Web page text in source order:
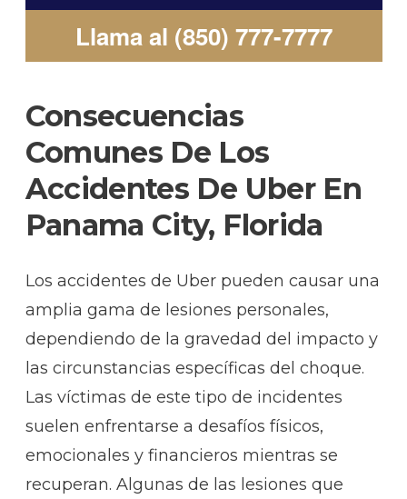
Llama al (850) 777-7777
Consecuencias
Comunes De Los
Accidentes De Uber En
Panama City, Florida
Los accidentes de Uber pueden causar una
amplia gama de lesiones personales,
dependiendo de la gravedad del impacto y
las circunstancias específicas del choque.
Las víctimas de este tipo de incidentes
suelen enfrentarse a desafíos físicos,
emocionales y financieros mientras se
recuperan. Algunas de las lesiones que